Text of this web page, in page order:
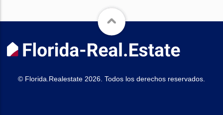
© Florida.Realestate 2026. Todos los derechos reservados.